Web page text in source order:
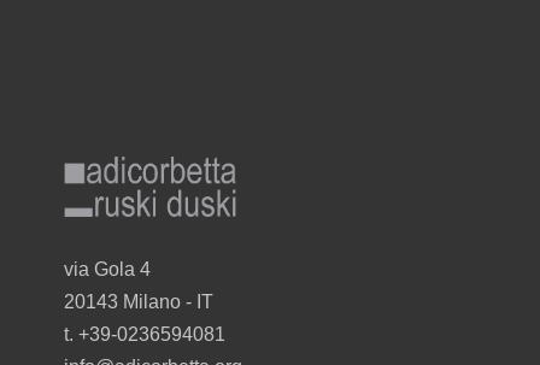
via Gola 4
20143 Milano - I T
t. +39-0236594081